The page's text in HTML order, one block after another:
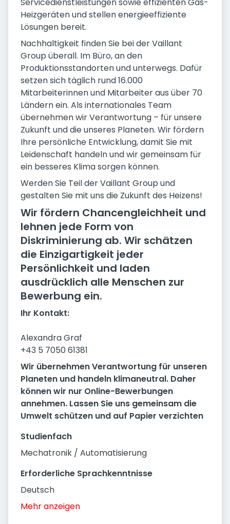
Servicedienstleistungen sowie effizienten Gas-
Heizgeräten und stellen energieeffiziente
Lösungen bereit.
Nachhaltigkeit finden Sie bei der Vaillant
Group überall. Im Büro, an den
Produktionsstandorten und unterwegs. Dafür
setzen sich täglich rund 16.000
Mitarbeiterinnen und Mitarbeiter aus über 70
Ländern ein. Als internationales Team
übernehmen wir Verantwortung – für unsere
Zukunft und die unseres Planeten. Wir fördern
Ihre persönliche Entwicklung, damit Sie mit
Leidenschaft handeln und wir gemeinsam für
ein besseres Klima sorgen können.
Werden Sie Teil der Vaillant Group und
gestalten Sie mit uns die Zukunft des Heizens!
Wir fördern Chancengleichheit und
lehnen jede Form von
Diskriminierung ab. Wir schätzen
die Einzigartigkeit jeder
Persönlichkeit und laden
ausdrücklich alle Menschen zur
Bewerbung ein.
Ihr Kontakt:
Alexandra Graf
+43 5 7050 61381
Wir übernehmen Verantwortung für unseren
Planeten und handeln klimaneutral. Daher
können wir nur Online-Bewerbungen
annehmen. Lassen Sie uns gemeinsam die
Umwelt schützen und auf Papier verzichten
Studienfach
Mechatronik / Automatisierung
Erforderliche Sprachkenntnisse
Deutsch
Mehr anzeigen